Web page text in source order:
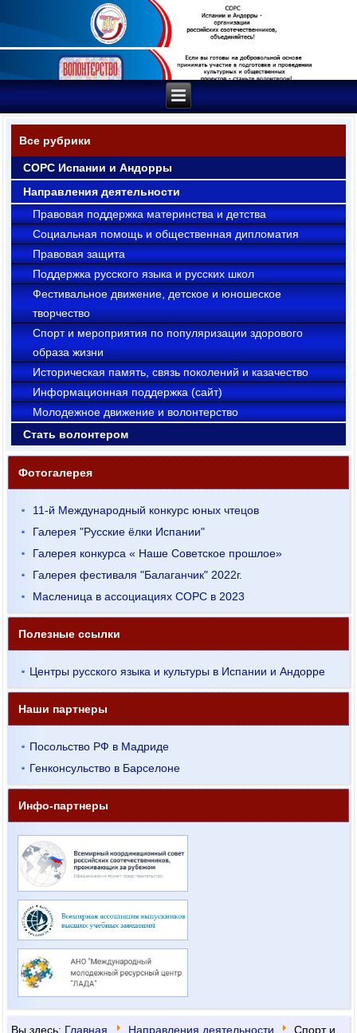
Все рубрики
СОРС Испании и Андорры
Направления деятельности
Правовая поддержка материнства и детства
Социальная помощь и общественная дипломатия
Правовая защита
Поддержка русского языка и русских школ
Фестивальное движение, детское и юношеское
творчество
Cпорт и мероприятия по популяризации здорового
образа жизни
Историческая память, связь поколений и казачество
Информационная поддержка (сайт)
Молодежное движение и волонтерство
Стать волонтером
Фотогалерея
11-й Международный конкурс юных чтецов
Галерея "Русские ёлки Испании"
Галерея конкурса « Наше Советское прошлое»
Галерея фестиваля "Балаганчик" 2022г.
Масленица в ассоциациях СОРС в 2023
Полезные ссылки
Центры русского языка и культуры в Испании и Андорре
Наши партнеры
Посольство РФ в Мадриде
Генконсульство в Барселоне
Инфо-партнеры
Вы здесь: Главная Направления деятельности
Cпорт и